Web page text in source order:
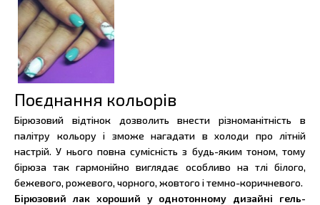
Поєднання кольорів
Бірюзовий відтінок дозволить внести різноманітність в
палітру кольору і зможе нагадати в холоди про літній
настрій. У нього повна сумісність з будь-яким тоном, тому
бірюза так гармонійно виглядає особливо на тлі білого,
бежевого, рожевого, чорного, жовтого і темно-коричневого.
Бірюзовий лак хороший у однотонному дизайні гель-